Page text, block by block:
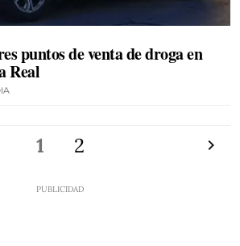
puntos de venta de droga en
Real
1 2